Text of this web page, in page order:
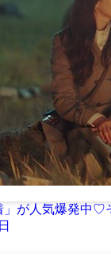
」が人気爆発中♡